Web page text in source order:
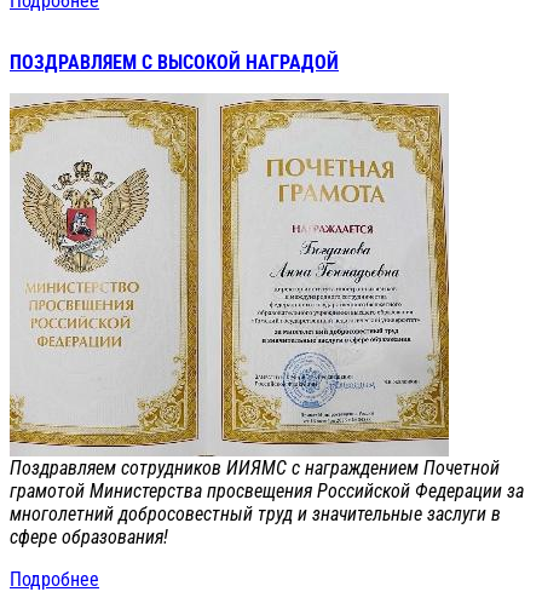
ПОЗДРАВЛЯЕМ С ВЫСОКОЙ НАГРАДОЙ
Поздравляем сотрудников ИИЯМС с награждением Почетной
грамотой Министерства просвещения Российской Федерации за
многолетний добросовестный труд и значительные заслуги в
сфере образования!
Подробнее